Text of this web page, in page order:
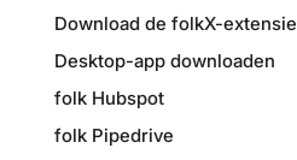
Download de folkX-extensie
Desktop-app downloaden
folk Hubspot
folk Pipedrive